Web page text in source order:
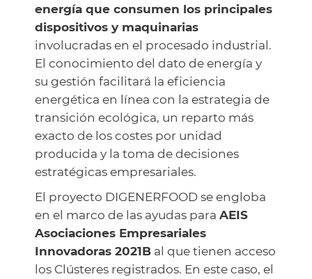
energía que consumen los principales
dispositivos y maquinarias
involucradas en el procesado industrial.
El conocimiento del dato de energía y
su gestión facilitará la eficiencia
energética en línea con la estrategia de
transición ecológica, un reparto más
exacto de los costes por unidad
producida y la toma de decisiones
estratégicas empresariales.
El proyecto DIGENERFOOD se engloba
en el marco de las ayudas para AEIS
Asociaciones Empresariales
Innovadoras 2021B al que tienen acceso
los Clústeres registrados. En este caso, el